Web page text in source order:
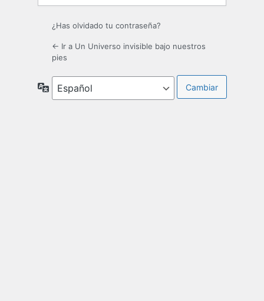
¿Has olvidado tu contraseña?
← Ir a Un Universo invisible bajo nuestros
pies
Idioma